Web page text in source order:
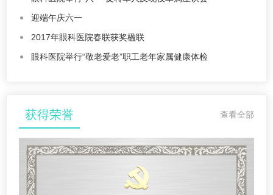
迎端午庆六一
2017年眼科医院春联获奖楹联
眼科医院举行“敬老爱老”职工老年家属健康体检
查看全部
获得荣誉